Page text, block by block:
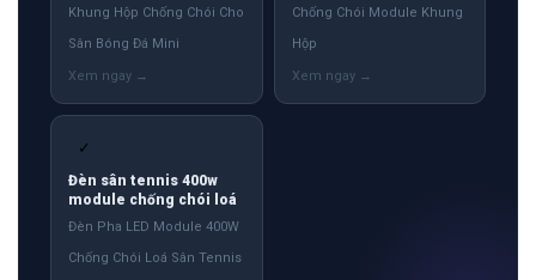
Khung Hộp Chống Chói Cho
Sân Bóng Đá Mini
Chống Chói Module Khung
Hộp
✓
Đèn sân tennis 400w
module chống chói loá
Đèn Pha LED Module 400W
Chống Chói Loá Sân Tennis